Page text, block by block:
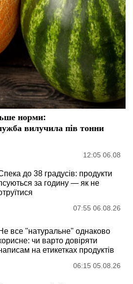
норми:
вилучила пів тонни
12:05 06.08
до 38 градусів: продукти
за годину — як не
07:55 06.08.26
все "натуральне" однаково
чи варто довіряти
на етикетках продуктів
06:15 05.08.26